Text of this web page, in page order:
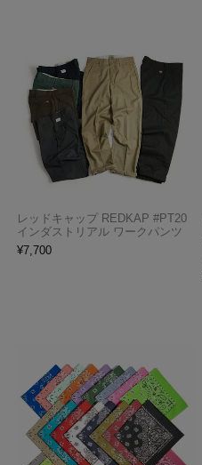
レッドキャップ REDKAP #PT20
インダストリアル ワークパンツ
¥7,700